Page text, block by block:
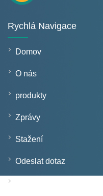
Rychlá Navigace
Domov
O nás
produkty
Zprávy
Stažení
Odeslat dotaz